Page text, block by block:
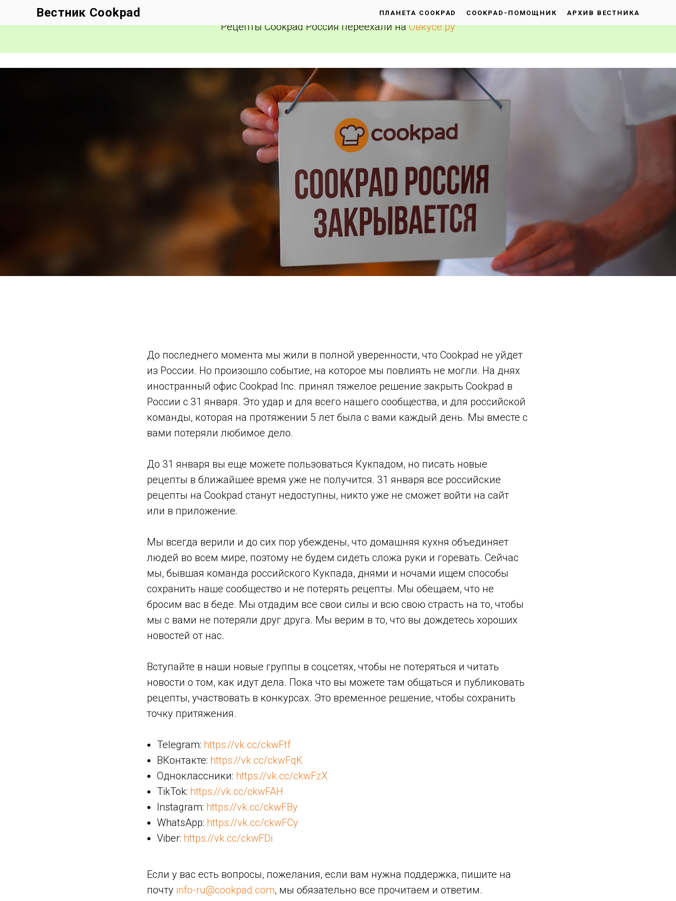
Рецепты Cookpad Россия переехали наОвкусе.ру
Вестник Cookpad ПЛАНЕТА COOKPAD COOKPAD-ПОМОЩНИК АРХИВ ВЕСТНИКА
До последнего момента мы жили в полной уверенности, что Cookpad не уйдет
из России. Но произошло событие, на которое мы повлиять не могли. На днях
иностранный офис Cookpad Inc. принял тяжелое решение закрыть Cookpad в
России с 31 января. Это удар и для всего нашего сообщества, и для российской
команды, которая на протяжении 5 лет была с вами каждый день. Мы вместе с
вами потеряли любимое дело.
До 31 января вы еще можете пользоваться Кукпадом, но писать новые
рецепты в ближайшее время уже не получится. 31 января все российские
рецепты на Cookpad станут недоступны, никто уже не сможет войти на сайт
или в приложение.
Мы всегда верили и до сих пор убеждены, что домашняя кухня объединяет
людей во всем мире, поэтому не будем сидеть сложа руки и горевать. Сейчас
мы, бывшая команда российского Кукпада, днями и ночами ищем способы
сохранить наше сообщество и не потерять рецепты. Мы обещаем, что не
бросим вас в беде. Мы отдадим все свои силы и всю свою страсть на то, чтобы
мы с вами не потеряли друг друга. Мы верим в то, что вы дождетесь хороших
новостей от нас.
Вступайте в наши новые группы в соцсетях, чтобы не потеряться и читать
новости о том, как идут дела. Пока что вы можете там общаться и публиковать
рецепты, участвовать в конкурсах. Это временное решение, чтобы сохранить
точку притяжения.
Telegram: https://vk.cc/ckwFtf
ВКонтакте: https://vk.cc/ckwFqK
Одноклассники: https://vk.cc/ckwFzX
TikTok: https://vk.cc/ckwFAH
Instagram: https://vk.cc/ckwFBy
WhatsApp: https://vk.cc/ckwFCy
Viber: https://vk.cc/ckwFDi
Если у вас есть вопросы, пожелания, если вам нужна поддержка, пишите на
почту info-ru@cookpad.com, мы обязательно все прочитаем и ответим.